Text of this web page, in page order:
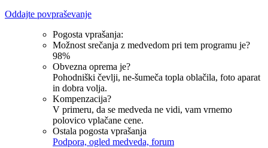
Oddajte povpraševanje
Pogosta vprašanja:
Možnost srečanja z medvedom pri tem programu je?
98%
Obvezna oprema je?
Pohodniški čevlji, ne-šumeča topla oblačila, foto aparat
in dobra volja.
Kompenzacija?
V primeru, da se medveda ne vidi, vam vrnemo
polovico vplačane cene.
Ostala pogosta vprašanja
Podpora, ogled medveda, forum